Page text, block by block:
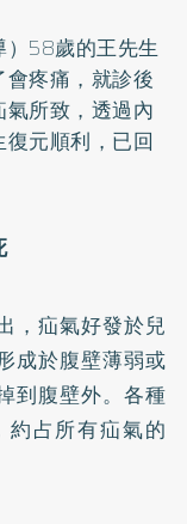
）58歲的王先生
疼痛，就診後
所致，透過內
元順利，已回
，疝氣好發於兒
成於腹壁薄弱或
到腹壁外。各種
占所有疝氣的